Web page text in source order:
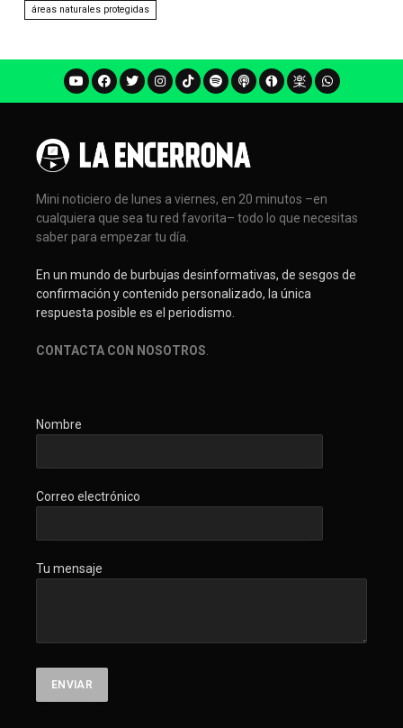
áreas naturales protegidas
Mini noticiero de lunes a viernes, en 20 minutos –en
cualquiera que sea tu red favorita– todo lo que necesitas
saber para empezar tu día.
En un mundo de burbujas desinformativas, de sesgos de
confirmación y contenido personalizado, la única
respuesta posible es el periodismo.
CONTACTA CON NOSOTROS
Nombre
Correo electrónico
Tu mensaje